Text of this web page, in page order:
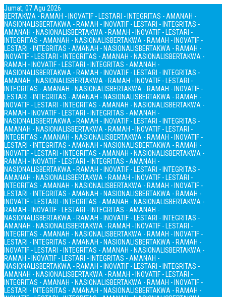
Jumat, 07 Agu 2026
BERTAKWA - RAMAH - INOVATIF - LESTARI - INTEGRITAS - AMANAH -
NASIONALISBERTAKWA - RAMAH - INOVATIF - LESTARI - INTEGRITAS -
AMANAH - NASIONALISBERTAKWA - RAMAH - INOVATIF - LESTARI -
INTEGRITAS - AMANAH - NASIONALISBERTAKWA - RAMAH - INOVATIF -
LESTARI - INTEGRITAS - AMANAH - NASIONALISBERTAKWA - RAMAH -
INOVATIF - LESTARI - INTEGRITAS - AMANAH - NASIONALISBERTAKWA -
RAMAH - INOVATIF - LESTARI - INTEGRITAS - AMANAH -
NASIONALISBERTAKWA - RAMAH - INOVATIF - LESTARI - INTEGRITAS -
AMANAH - NASIONALISBERTAKWA - RAMAH - INOVATIF - LESTARI -
INTEGRITAS - AMANAH - NASIONALISBERTAKWA - RAMAH - INOVATIF -
LESTARI - INTEGRITAS - AMANAH - NASIONALISBERTAKWA - RAMAH -
INOVATIF - LESTARI - INTEGRITAS - AMANAH - NASIONALISBERTAKWA -
RAMAH - INOVATIF - LESTARI - INTEGRITAS - AMANAH -
NASIONALISBERTAKWA - RAMAH - INOVATIF - LESTARI - INTEGRITAS -
AMANAH - NASIONALISBERTAKWA - RAMAH - INOVATIF - LESTARI -
INTEGRITAS - AMANAH - NASIONALISBERTAKWA - RAMAH - INOVATIF -
LESTARI - INTEGRITAS - AMANAH - NASIONALISBERTAKWA - RAMAH -
INOVATIF - LESTARI - INTEGRITAS - AMANAH - NASIONALISBERTAKWA -
RAMAH - INOVATIF - LESTARI - INTEGRITAS - AMANAH -
NASIONALISBERTAKWA - RAMAH - INOVATIF - LESTARI - INTEGRITAS -
AMANAH - NASIONALISBERTAKWA - RAMAH - INOVATIF - LESTARI -
INTEGRITAS - AMANAH - NASIONALISBERTAKWA - RAMAH - INOVATIF -
LESTARI - INTEGRITAS - AMANAH - NASIONALISBERTAKWA - RAMAH -
INOVATIF - LESTARI - INTEGRITAS - AMANAH - NASIONALISBERTAKWA -
RAMAH - INOVATIF - LESTARI - INTEGRITAS - AMANAH -
NASIONALISBERTAKWA - RAMAH - INOVATIF - LESTARI - INTEGRITAS -
AMANAH - NASIONALISBERTAKWA - RAMAH - INOVATIF - LESTARI -
INTEGRITAS - AMANAH - NASIONALISBERTAKWA - RAMAH - INOVATIF -
LESTARI - INTEGRITAS - AMANAH - NASIONALISBERTAKWA - RAMAH -
INOVATIF - LESTARI - INTEGRITAS - AMANAH - NASIONALISBERTAKWA -
RAMAH - INOVATIF - LESTARI - INTEGRITAS - AMANAH -
NASIONALISBERTAKWA - RAMAH - INOVATIF - LESTARI - INTEGRITAS -
AMANAH - NASIONALISBERTAKWA - RAMAH - INOVATIF - LESTARI -
INTEGRITAS - AMANAH - NASIONALISBERTAKWA - RAMAH - INOVATIF -
LESTARI - INTEGRITAS - AMANAH - NASIONALISBERTAKWA - RAMAH -